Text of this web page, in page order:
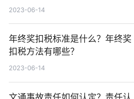
人账户信息的方式有哪些？
2023-06-14
年终奖扣税标准是什么？年终奖
扣税方法有哪些？
2023-06-14